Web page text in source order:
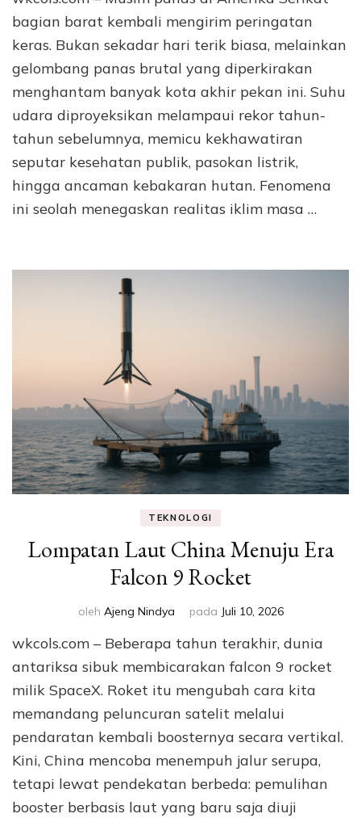
bagian barat kembali mengirim peringatan
keras. Bukan sekadar hari terik biasa, melainkan
gelombang panas brutal yang diperkirakan
menghantam banyak kota akhir pekan ini. Suhu
udara diproyeksikan melampaui rekor tahun-
tahun sebelumnya, memicu kekhawatiran
seputar kesehatan publik, pasokan listrik,
hingga ancaman kebakaran hutan. Fenomena
ini seolah menegaskan realitas iklim masa …
TEKNOLOGI
Lompatan Laut China Menuju Era
Falcon 9 Rocket
oleh Ajeng Nindya pada Juli 10, 2026
wkcols.com – Beberapa tahun terakhir, dunia
antariksa sibuk membicarakan falcon 9 rocket
milik SpaceX. Roket itu mengubah cara kita
memandang peluncuran satelit melalui
pendaratan kembali boosternya secara vertikal.
Kini, China mencoba menempuh jalur serupa,
tetapi lewat pendekatan berbeda: pemulihan
booster berbasis laut yang baru saja diuji